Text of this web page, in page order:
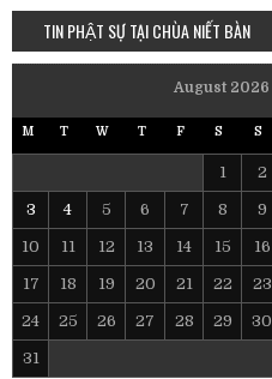
TIN PHẬT SỰ TẠI CHÙA NIẾT BÀN
August 2026
M T W T F S S
1 2
3 4 5 6 7 8 9
10 11 12 13 14 15 16
17 18 19 20 21 22 23
24 25 26 27 28 29 30
31